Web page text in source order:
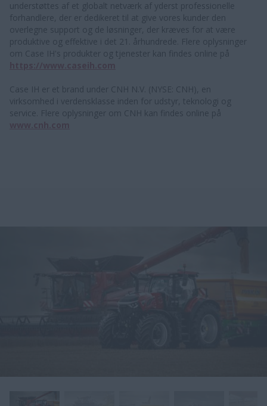
understøttes af et globalt netværk af yderst professionelle
forhandlere, der er dedikeret til at give vores kunder den
overlegne support og de løsninger, der kræves for at være
produktive og effektive i det 21. århundrede. Flere oplysninger
om Case IH's produkter og tjenester kan findes online på
Case IH er et brand under CNH N.V. (NYSE: CNH), en
virksomhed i verdensklasse inden for udstyr, teknologi og
service. Flere oplysninger om CNH kan findes online på